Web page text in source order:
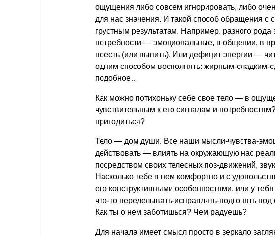
ощущения либо совсем игнорировать, либо
для нас значения. И такой способ обращения с
грустным результатам. Например, разного
потребности — эмоциональные, в общении, в
поесть (или выпить). Или дефицит энергии —
одним способом восполнять: жирным-сладким-
подобное…
Как можно потихоньку себе свое тело — в
чувствительным к его сигналам и
пригодиться?
Тело — дом души. Все наши мысли-чувства-
действовать — влиять на окружающую нас
посредством своих телесных поз-движений,
Насколько тебе в нем комфортно и с
его конструктивными особенностями, или у
что-то переделывать-исправлять-подгонять
Как ты о нем заботишься? Чем радуешь?
Для начала имеет смысл просто в зеркало